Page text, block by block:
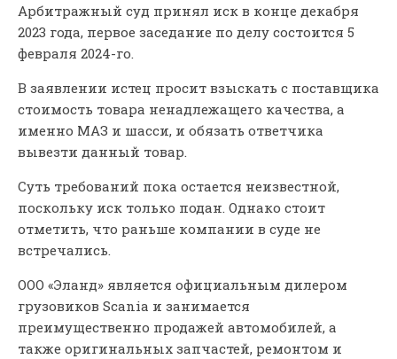
Арбитражный суд принял иск в конце декабря
2023 года, первое заседание по делу состоится 5
февраля 2024-го.
В заявлении истец просит взыскать с поставщика
стоимость товара ненадлежащего качества, а
именно МАЗ и шасси, и обязать ответчика
вывезти данный товар.
Суть требований пока остается неизвестной,
поскольку иск только подан. Однако стоит
отметить, что раньше компании в суде не
встречались.
ООО «Эланд» является официальным дилером
грузовиков Scania и занимается
преимущественно продажей автомобилей, а
также оригинальных запчастей, ремонтом и